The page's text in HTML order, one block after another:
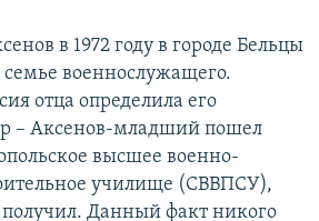
в 1972 году в городе Бельцы
военнослужащего.
отца определила его
– Аксенов-младший пошел
высшее военно-
училище (СВВПСУ),
Данный факт никого